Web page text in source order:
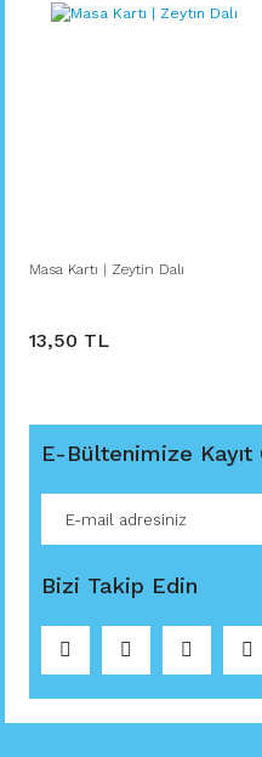
Masa Kartı | Zeytin Dalı
13,50 TL
E-Bültenimize Kayıt
Bizi Takip Edin